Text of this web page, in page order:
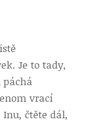
Je to tady,
páchá
vrací
Inu, čtěte dál,